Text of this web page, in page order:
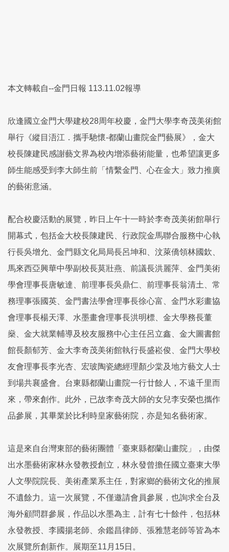
本文轉載自--金門日報 113.11.02報導
欣逢國立金門大學建校28周年校慶，金門大學李奇茂美術館
舉行《縱目浯江．攜手馳懷-都蘭山畫院金門藝展》，金大
校長陳建民感謝藝文界為校內增添藝術能量，也希望讓更多
師生能感受到李大師生前「情繫金門、心在金大」致力推廣
的藝術意涵。
配合校慶活動的展覽，昨日上午十一時於李奇茂美術館舉行
開幕式，包括金大校長陳建民、行政院金馬聯合服務中心執
行長吳增允、金門縣文化局局長呂坤和、汶萊僑領林國欽、
馬來西亞興華中學副校長莫壯燕、前議長洪麗萍、金門美術
學會理事長唐敏達、前理事長吳鼎仁、前理事長翁清土、常
務理事張國英、金門書法學會理事長徐心富、金門水彩畫協
會理事長楊天澤、水墨畫會理事長洪明標、金大學務長董
燊、金大就業輔導及校友服務中心主任呂立鑫、金大圖書館
館長顏郁芳、金大李奇茂美術館執行長盛崧俊、金門大學校
友會理事長李光杏、宏玻陶瓷總經理顏少棠及地方藝文人士
到場共襄盛會。台東縣都蘭山畫院一行廿餘人，不遠千里而
來，帶來創作。此外，已故李奇茂大師的女兒李安榮也攜作
品參展，其畢業於比利時皇家藝術院，亦是知名藝術家。
這是來自台灣東部的藝術團體「臺東縣都蘭山畫院」，由傑
出水墨藝術家林永發教授創立，林永發曾擔任國立臺東大學
人文學院院長、美術產業系主任，對家鄉的藝術文化的推展
不遺餘力。這一次展覽，不僅邀請會員參展，也詢求全台及
海外顧問群參展，作品以水墨為主，計有七十餘件，包括林
永發教授、李國揚老師、余鑑昌律師、張雅慧老師等皆為本
次展覽所創新作。展期至11月15日。